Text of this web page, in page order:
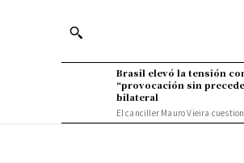
Brasil elevó la tensión
“provocación sin
bilateral
El canciller Mauro Vieira